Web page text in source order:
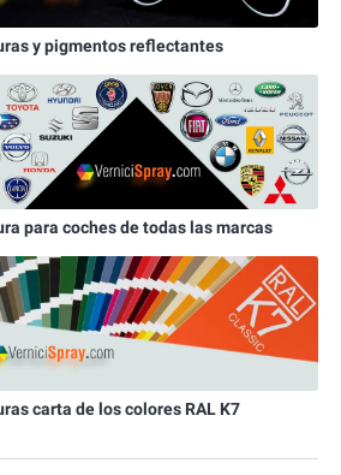
y pigmentos reflectantes
para coches de todas las marcas
carta de los colores RAL K7